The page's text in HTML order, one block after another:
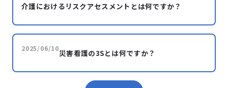
介護におけるリスクアセスメントとは何ですか？
2025/06/10災害看護の3Sとは何ですか？